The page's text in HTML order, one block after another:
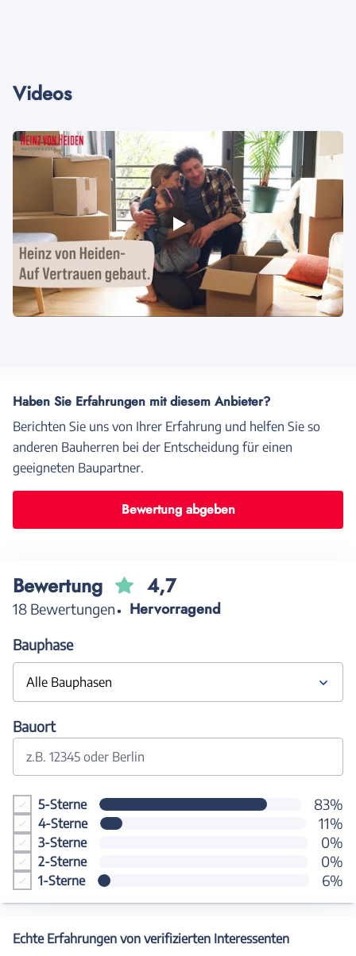
Videos
Haben Sie Erfahrungen mit diesem Anbieter?
Berichten Sie uns von Ihrer Erfahrung und helfen Sie so
anderen Bauherren bei der Entscheidung für einen
geeigneten Baupartner.
Bewertung abgeben
Bewertung 4,7
18 Bewertungen Hervorragend
Bauphase
Alle Bauphasen
Bauort
z.B. 12345 oder Berlin
5-Sterne 83%
4-Sterne 11%
3-Sterne 0%
2-Sterne 0%
1-Sterne 6%
Echte Erfahrungen von verifizierten Interessenten